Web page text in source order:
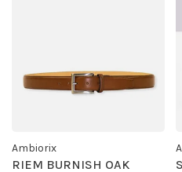
Ambiorix
RIEM BURNISH OAK